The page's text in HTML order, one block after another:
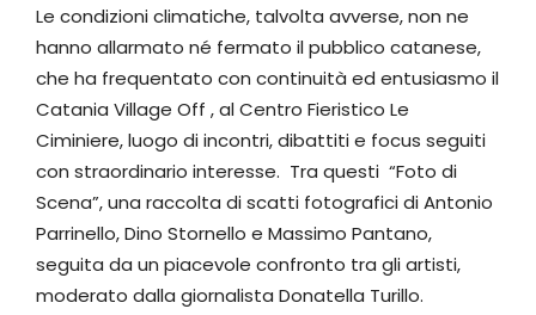
Le condizioni climatiche, talvolta avverse, non ne
hanno allarmato né fermato il pubblico catanese,
che ha frequentato con continuità ed entusiasmo il
Catania Village Off , al Centro Fieristico Le
Ciminiere, luogo di incontri, dibattiti e focus seguiti
con straordinario interesse. Tra questi “Foto di
Scena”, una raccolta di scatti fotografici di Antonio
Parrinello, Dino Stornello e Massimo Pantano,
seguita da un piacevole confronto tra gli artisti,
moderato dalla giornalista Donatella Turillo.